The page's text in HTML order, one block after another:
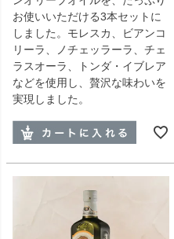
お使いいただける3本セットに
しました。モレスカ、ビアンコ
リーラ、ノチェッラーラ、チェ
ラスオーラ、トンダ・イブレア
などを使用し、贅沢な味わいを
実現しました。